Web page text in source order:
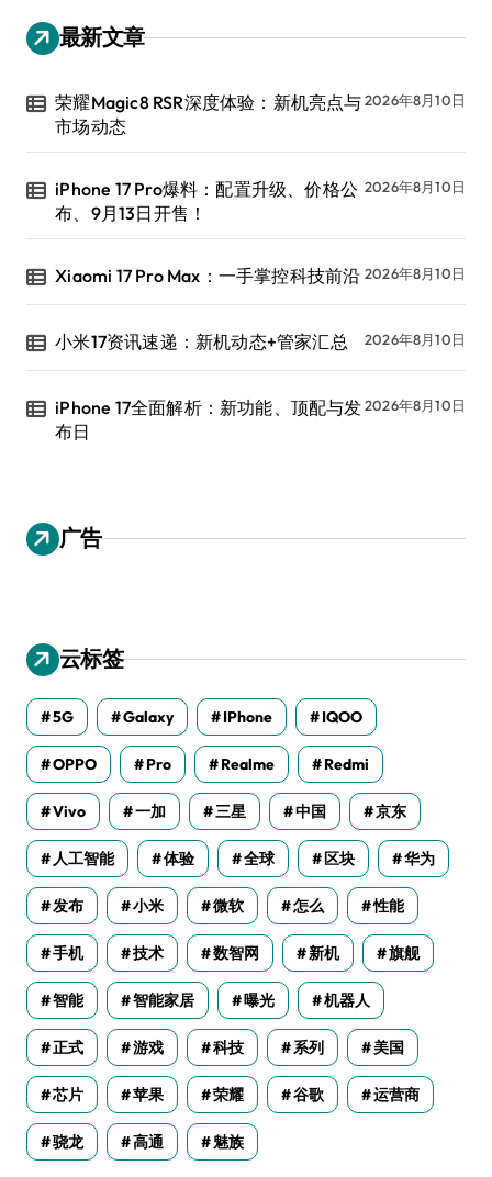
最新文章
荣耀Magic8 RSR深度体验：新机亮点与
市场动态
2026年8月10日
iPhone 17 Pro爆料：配置升级、价格公
布、9月13日开售！
2026年8月10日
Xiaomi 17 Pro Max：一手掌控科技前沿 2026年8月10日
小米17资讯速递：新机动态+管家汇总 2026年8月10日
iPhone 17全面解析：新功能、顶配与发
布日
2026年8月10日
广告
云标签
5G Galaxy IPhone IQOO
OPPO Pro Realme Redmi
Vivo 一加 三星 中国 京东
人工智能 体验 全球 区块 华为
发布 小米 微软 怎么 性能
手机 技术 数智网 新机 旗舰
智能 智能家居 曝光 机器人
正式 游戏 科技 系列 美国
芯片 苹果 荣耀 谷歌 运营商
骁龙 高通 魅族